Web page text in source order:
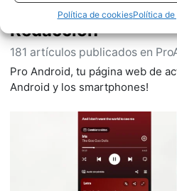
Política de cookiesPolítica
Redacción
181 artículos publicados en
Pro Android, tu página web de
Android y los smartphones!